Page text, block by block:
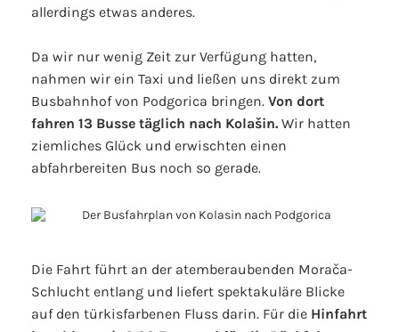
allerdings etwas anderes.
Da wir nur wenig Zeit zur Verfügung hatten,
nahmen wir ein Taxi und ließen uns direkt zum
Busbahnhof von Podgorica bringen. Von dort
fahren 13 Busse täglich nach Kolašin. Wir hatten
ziemliches Glück und erwischten einen
abfahrbereiten Bus noch so gerade.
Die Fahrt führt an der atemberaubenden Morača-
Schlucht entlang und liefert spektakuläre Blicke
auf den türkisfarbenen Fluss darin. Für die Hinfahrt